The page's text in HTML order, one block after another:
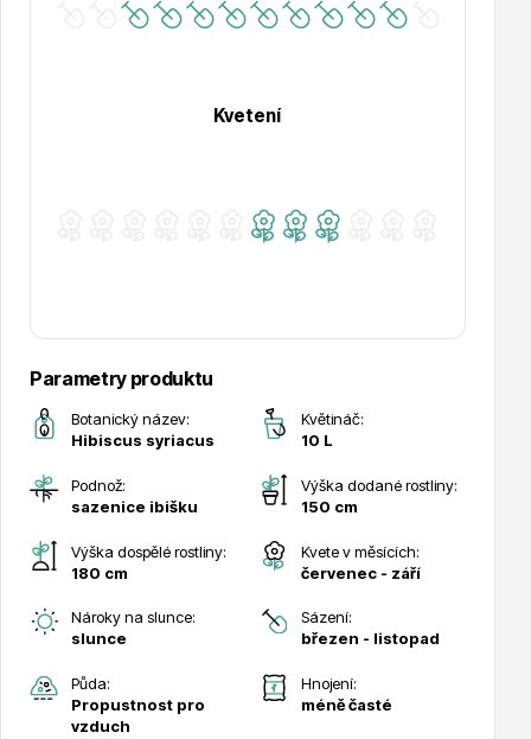
Růže KORDES
Drobná ovoce
Kvetení
Parametry produktu
Botanický název:
Hibiscus syriacus
Květináč:
10 L
Podnož:
sazenice ibišku
Výška dodané rostliny:
150 cm
Výška dospělé rostliny:
180 cm
Kvete v měsících:
červenec - září
Nároky na slunce:
slunce
Sázení:
březen - listopad
Půda:
Propustnost pro
vzduch
Hnojení:
méně časté